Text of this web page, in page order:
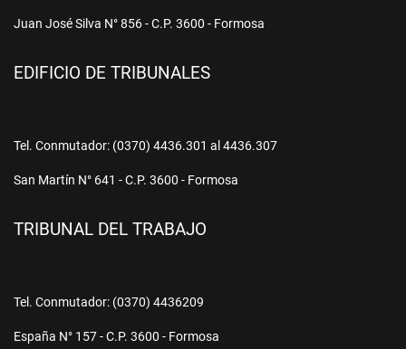
Juan José Silva N° 856 - C.P. 3600 - Formosa
EDIFICIO DE TRIBUNALES
Tel. Conmutador: (0370) 4436.301 al 4436.307
San Martín N° 641 - C.P. 3600 - Formosa
TRIBUNAL DEL TRABAJO
Tel. Conmutador: (0370) 4436209
España N° 157 - C.P. 3600 - Formosa